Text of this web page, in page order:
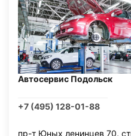
Автосервис Подольск
+7 (495) 128-01-88
пр-т Юных ленинцев 70,